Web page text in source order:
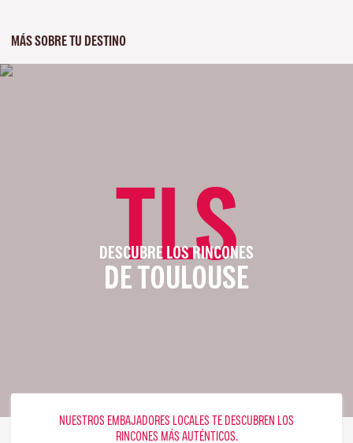
MÁS SOBRE TU DESTINO
TLS
DESCUBRE LOS RINCONES
DE TOULOUSE
NUESTROS EMBAJADORES LOCALES TE DESCUBREN LOS
RINCONES MÁS AUTÉNTICOS.